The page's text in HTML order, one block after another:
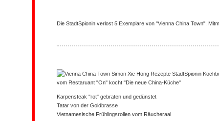
Die StadtSpionin verlost 5 Exemplare von "Vienna China Town".
vom Restaruant "On" kocht "Die neue China-Küche"
Karpensteak "rot" gebraten und gedünstet
Tatar von der Goldbrasse
Vietnamesische Frühlingsrollen vom Räucheraal